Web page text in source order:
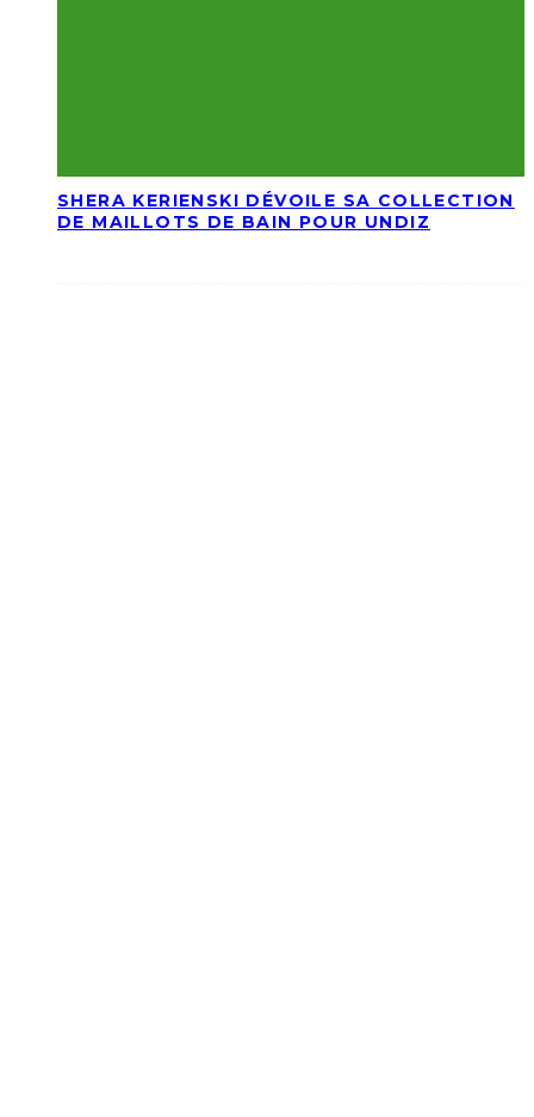
SHERA KERIENSKI DÉVOILE SA COLLECTION
DE MAILLOTS DE BAIN POUR UNDIZ